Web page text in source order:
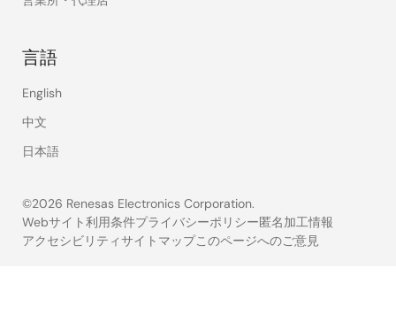
言語
English
中文
日本語
©2026 Renesas Electronics Corporation.
Legal
Webサイト利用条件プライバシーポリシー匿名加工情報
アクセシビリティサイトマップこのページへのご意見